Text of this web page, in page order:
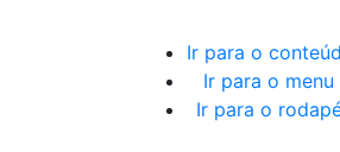
Ir para o
Ir para o menu
Ir para o